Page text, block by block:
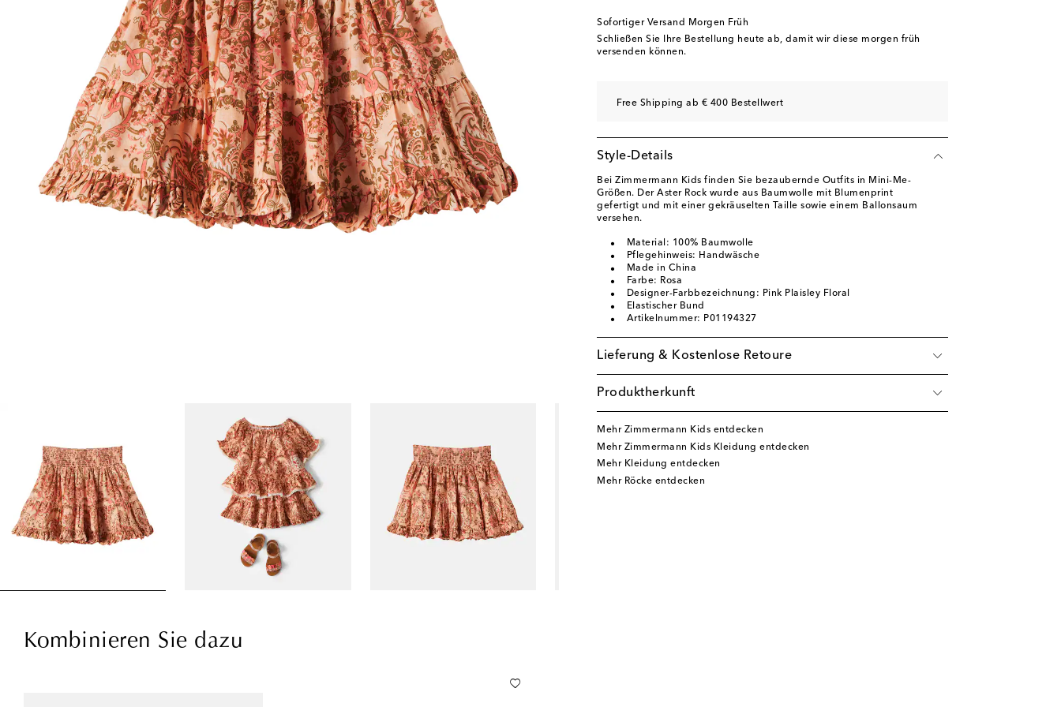
Sofortiger Versand Morgen Früh
Schließen Sie Ihre Bestellung heute ab, damit wir diese morgen früh
versenden können.
Free Shipping ab € 400 Bestellwert
Style-Details
Bei Zimmermann Kids finden Sie bezaubernde Outfits in Mini-Me-
Größen. Der Aster Rock wurde aus Baumwolle mit Blumenprint
gefertigt und mit einer gekräuselten Taille sowie einem Ballonsaum
versehen.
Material: 100% Baumwolle
Pflegehinweis: Handwäsche
Made in China
Farbe: Rosa
Designer-Farbbezeichnung: Pink Plaisley Floral
Elastischer Bund
Artikelnummer: P01194327
Lieferung & Kostenlose Retoure
Produktherkunft
Mehr Zimmermann Kids entdecken
Mehr Zimmermann Kids Kleidung entdecken
Mehr Kleidung entdecken
Mehr Röcke entdecken
Kombinieren Sie dazu